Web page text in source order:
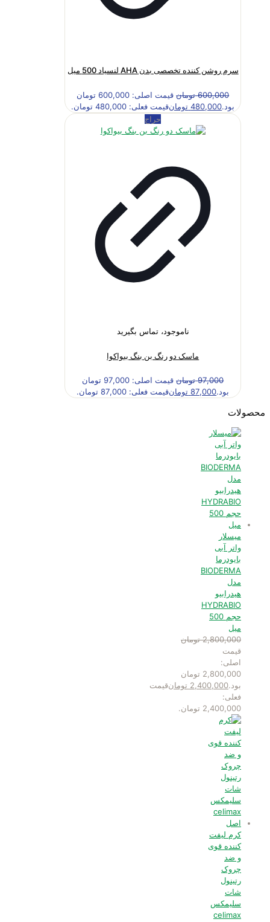
سرم روشن کننده تخصصی بدن AHA لنسیاد 500 میل
600,000 تومان
قیمت اصلی: 600,000 تومان
بود.480,000 تومانقیمت فعلی: 480,000 تومان.
حراج
ناموجود، تماس بگیرید
ماسک دو رنگ بن بنگ بیواکوا
97,000 تومان
قیمت اصلی: 97,000 تومان
بود.87,000 تومانقیمت فعلی: 87,000 تومان.
محصولات
میسلار
واتر آبی
بایودرما
BIODERMA
مدل
هیدرابیو
HYDRABIO
حجم 500
میل
2,800,000 تومان
قیمت
اصلی:
2,800,000 تومان
بود.2,400,000 تومانقیمت
فعلی:
2,400,000 تومان.
کرم لیفت
کننده قوی
و ضد
چروک
رتینول
شات
سلیمکس
celimax